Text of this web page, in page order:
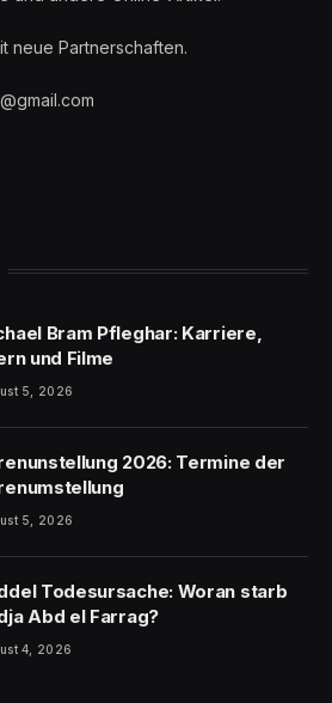
neue Partnerschaften.
Bram Pfleghar: Karriere,
und Filme
5, 2026
2026: Termine der
5, 2026
Todesursache: Woran starb
Abd el Farrag?
4, 2026